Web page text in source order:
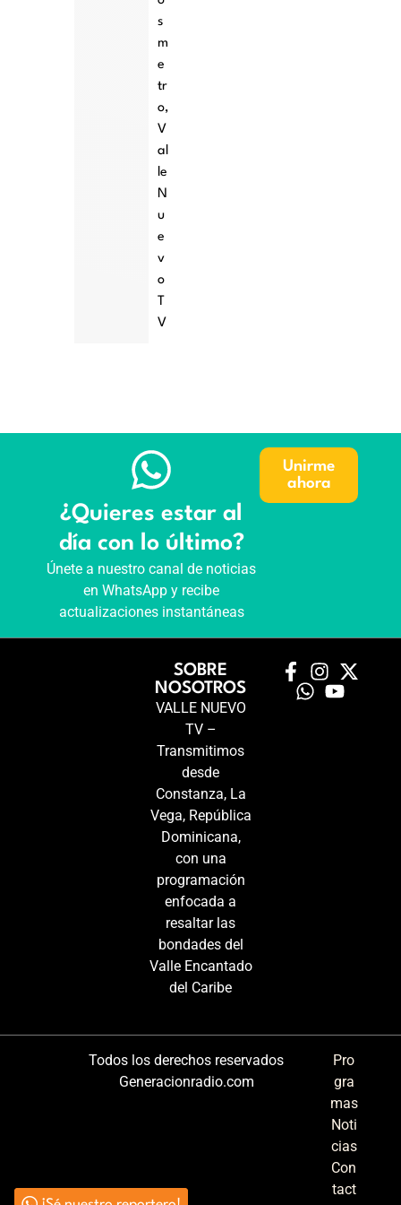
s
m
e
tr
o,
V
al
le
N
u
e
v
o
V
¿Quieres estar al
día con lo último?
Únete a nuestro canal de noticias
en WhatsApp y recibe
actualizaciones instantáneas
Unirme
ahora
SOBRE
NOSOTROS
VALLE NUEVO
TV –
Transmitimos
desde
Constanza, La
Vega, República
Dominicana,
con una
programación
enfocada a
resaltar las
bondades del
Valle Encantado
del Caribe
Todos los derechos reservados
Generacionradio.com
Pro
gra
mas
Noti
cias
Con
tact